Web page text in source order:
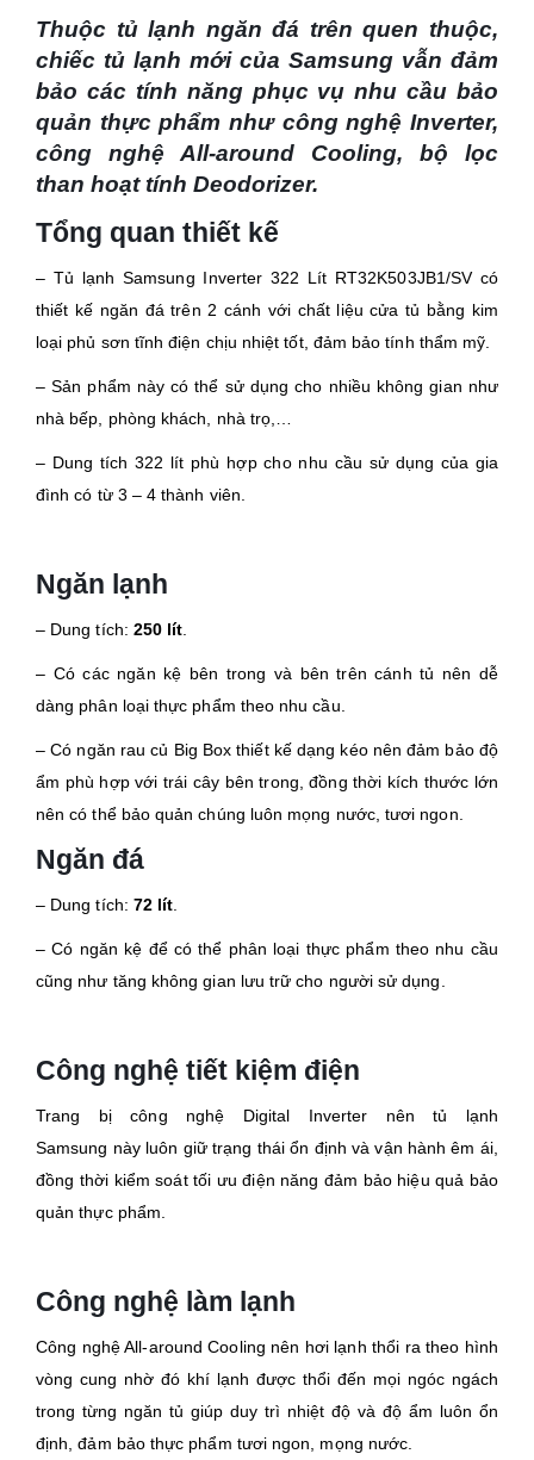
Thuộc tủ lạnh ngăn đá trên quen thuộc,
chiếc tủ lạnh mới của Samsung vẫn đảm
bảo các tính năng phục vụ nhu cầu bảo
quản thực phẩm như công nghệ Inverter,
công nghệ All-around Cooling, bộ lọc
than hoạt tính Deodorizer.
Tổng quan thiết kế
– Tủ lạnh Samsung Inverter 322 Lít RT32K503JB1/SV có
thiết kế ngăn đá trên 2 cánh với chất liệu cửa tủ bằng kim
loại phủ sơn tĩnh điện chịu nhiệt tốt, đảm bảo tính thẩm mỹ.
– Sản phẩm này có thể sử dụng cho nhiều không gian như
nhà bếp, phòng khách, nhà trọ,…
– Dung tích 322 lít phù hợp cho nhu cầu sử dụng của gia
đình có từ 3 – 4 thành viên.
Ngăn lạnh
– Dung tích: 250 lít.
– Có các ngăn kệ bên trong và bên trên cánh tủ nên dễ
dàng phân loại thực phẩm theo nhu cầu.
– Có ngăn rau củ Big Box thiết kế dạng kéo nên đảm bảo độ
ẩm phù hợp với trái cây bên trong, đồng thời kích thước lớn
nên có thể bảo quản chúng luôn mọng nước, tươi ngon.
Ngăn đá
– Dung tích: 72 lít.
– Có ngăn kệ để có thể phân loại thực phẩm theo nhu cầu
cũng như tăng không gian lưu trữ cho người sử dụng.
Công nghệ tiết kiệm điện
Trang bị công nghệ Digital Inverter nên tủ lạnh
Samsung này luôn giữ trạng thái ổn định và vận hành êm ái,
đồng thời kiểm soát tối ưu điện năng đảm bảo hiệu quả bảo
quản thực phẩm.
Công nghệ làm lạnh
Công nghệ All-around Cooling nên hơi lạnh thổi ra theo hình
vòng cung nhờ đó khí lạnh được thổi đến mọi ngóc ngách
trong từng ngăn tủ giúp duy trì nhiệt độ và độ ẩm luôn ổn
định, đảm bảo thực phẩm tươi ngon, mọng nước.